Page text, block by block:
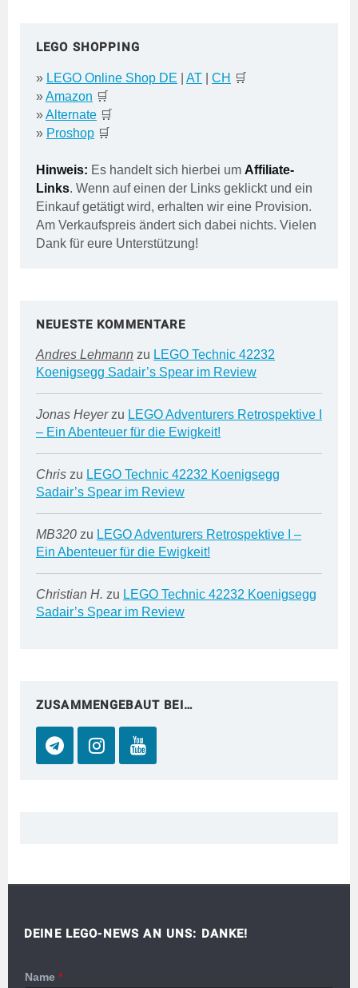
LEGO SHOPPING
» LEGO Online Shop DE AT CH 🛒
»Amazon 🛒
»Alternate 🛒
» Proshop 🛒
Hinweis: Es handelt sich hierbei um Affiliate-
Links. Wenn auf einen der Links geklickt und ein
Einkauf getätigt wird, erhalten wir eine Provision.
Am Verkaufspreis ändert sich dabei nichts. Vielen
Dank für eure Unterstützung!
NEUESTE KOMMENTARE
Andres Lehmann zu LEGO Technic 42232
Koenigsegg Sadair’s Spear im Review
Jonas Heyerzu LEGO Adventurers Retrospektive I
– Ein Abenteuer für die Ewigkeit!
Chris zu LEGO Technic 42232 Koenigsegg
Sadair’s Spear im Review
MB320 zu LEGO Adventurers Retrospektive I –
Ein Abenteuer für die Ewigkeit!
Christian H. zu LEGO Technic 42232 Koenigsegg
Sadair’s Spear im Review
ZUSAMMENGEBAUT BEI…
DEINE LEGO-NEWS AN UNS: DANKE!
Name *